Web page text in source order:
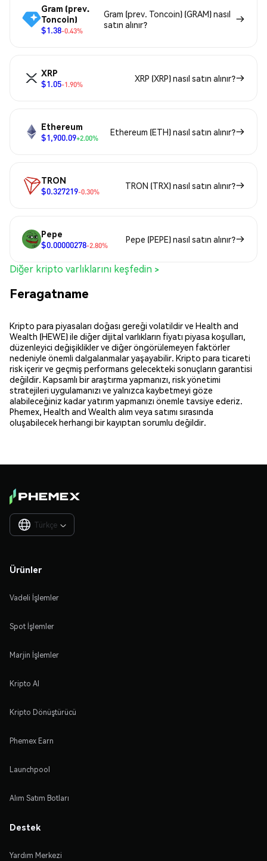
Gram (prev.
Toncoin)
$1.38-0.43%
Gram (prev. Toncoin) (GRAM) nasıl
satın alınır?
XRP
$1.05-1.90%
XRP (XRP) nasıl satın alınır?
Ethereum
$1,900.09+2.00%
Ethereum (ETH) nasıl satın alınır?
TRON
$0.327219-0.30%
TRON (TRX) nasıl satın alınır?
Pepe
$0.00000278-2.80%
Pepe (PEPE) nasıl satın alınır?
Diğer kripto varlıklarını keşfedin >
Feragatname
Kripto para piyasaları doğası gereği volatildir ve Health and
Wealth (HEWE) ile diğer dijital varlıkların fiyatı piyasa koşulları,
düzenleyici değişiklikler ve diğer öngörülemeyen faktörler
nedeniyle önemli dalgalanmalar yaşayabilir. Kripto para ticareti
risk içerir ve geçmiş performans gelecekteki sonuçların garantisi
değildir. Kapsamlı bir araştırma yapmanızı, risk yönetimi
stratejileri uygulamanızı ve yalnızca kaybetmeyi göze
alabileceğiniz kadar yatırım yapmanızı önemle tavsiye ederiz.
Phemex, Health and Wealth alım veya satımı sırasında
oluşabilecek herhangi bir kayıptan sorumlu değildir.
Türkçe 
Ürünler
Vadeli İşlemler
Spot İşlemler
Marjin İşlemler
Kripto Al
Kripto Dönüştürücü
Phemex Earn
Launchpool
Alım Satım Botları
Destek
Yardım Merkezi